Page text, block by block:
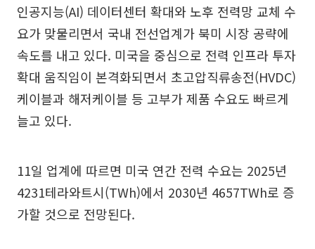
인공지능(AI) 데이터센터 확대와 노후 전력망 교체 수
요가 맞물리면서 국내 전선업계가 북미 시장 공략에
속도를 내고 있다. 미국을 중심으로 전력 인프라 투자
확대 움직임이 본격화되면서 초고압직류송전(HVDC)
케이블과 해저케이블 등 고부가 제품 수요도 빠르게
늘고 있다.
11일 업계에 따르면 미국 연간 전력 수요는 2025년
4231테라와트시(TWh)에서 2030년 4657TWh로 증
가할 것으로 전망된다.